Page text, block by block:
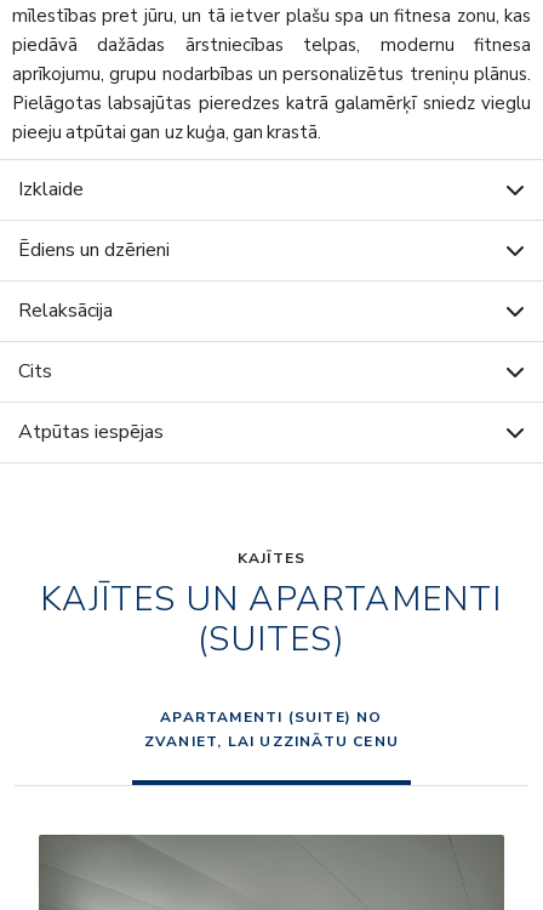
mīlestības pret jūru, un tā ietver plašu spa un fitnesa zonu, kas
piedāvā dažādas ārstniecības telpas, modernu fitnesa
aprīkojumu, grupu nodarbības un personalizētus treniņu plānus.
Pielāgotas labsajūtas pieredzes katrā galamērķī sniedz vieglu
pieeju atpūtai gan uz kuģa, gan krastā.
Izklaide
Ēdiens un dzērieni
Relaksācija
Cits
Atpūtas iespējas
KAJĪTES
KAJĪTES UN APARTAMENTI
(SUITES)
APARTAMENTI (SUITE) NO
ZVANIET, LAI UZZINĀTU CENU